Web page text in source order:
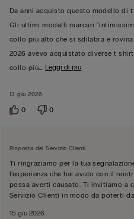
su
5
13 giu 2026
Da anni acquisto questo modello di
Gli ultimi modelli marcari
collo più alto che si sdilabra e
2026 avevo acquistato diverse t shirt
collo più… Leggi di più
0 0
Risposta del Servizio Clienti
Ti ringraziamo per la tua
l'esperienza che hai avuto con il
possa averti causato. Ti invitiamo a
Servizio Clienti in modo da poterti
15 giu 2026